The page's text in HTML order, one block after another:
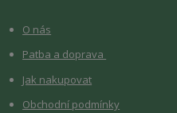
O nás
Patba a doprava
Jak nakupovat
Obchodní podmínky